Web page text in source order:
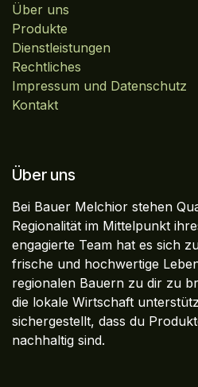
Über uns
Produkte
Dienstleistungen
Rechtliches
Impressum und Datenschutz
Kontakt
Über uns
Bei Bauer Melchior stehen
Regionalität im Mittelpunkt
engagierte Team hat es sich
frische und hochwertige
regionalen Bauern zu dir zu
die lokale Wirtschaft
sichergestellt, dass du
nachhaltig sind.